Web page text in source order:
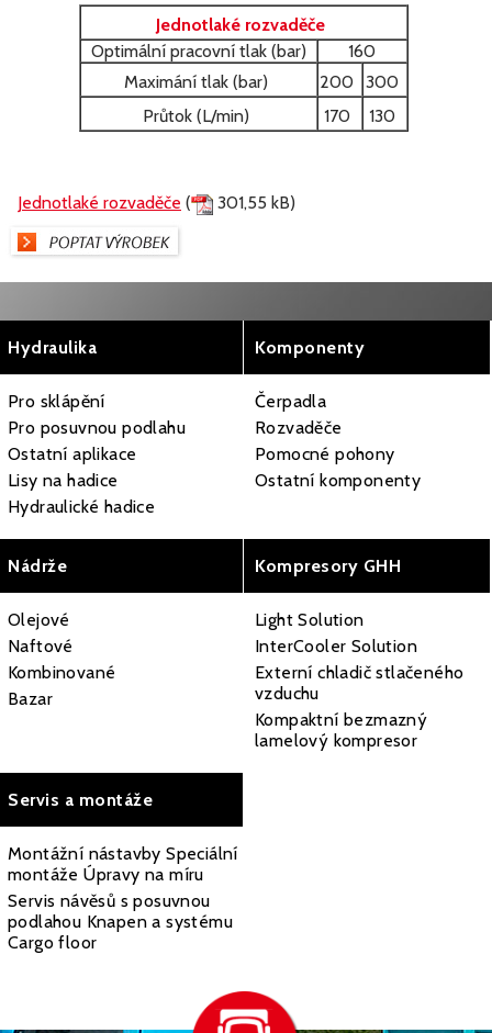
Jednotlaké rozvaděče
Optimální pracovní tlak (bar)
160
Maximání tlak (bar)
200 300
Průtok (L/min)
170 130
Jednotlaké rozvaděče ( 301,55 kB)
Hydraulika
Pro sklápění
Pro posuvnou podlahu
Ostatní aplikace
Lisy na hadice
Hydraulické hadice
Komponenty
Čerpadla
Rozvaděče
Pomocné pohony
Ostatní komponenty
Nádrže
Olejové
Naftové
Kombinované
Bazar
Kompresory GHH
Light Solution
InterCooler Solution
Externí chladič stlačeného
vzduchu
Kompaktní bezmazný
lamelový kompresor
Servis a montáže
Montážní nástavby Speciální
montáže Úpravy na míru
Servis návěsů s posuvnou
podlahou Knapen a systému
Cargo floor